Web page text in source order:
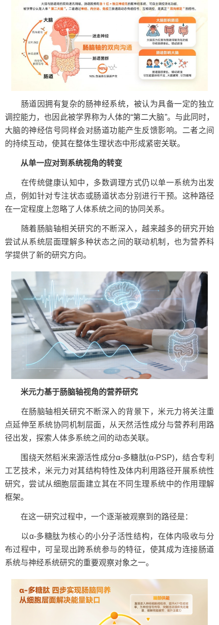
肠道因拥有复杂的肠神经系统，被认为具备一定的独立
调控能力，也因此被学界称为人体的“第二大脑”。与此同时，
大脑的神经信号同样会对肠道功能产生反馈影响。二者之间
的持续互动，使其在整体生理状态中形成紧密关联。
从单一应对到系统视角的转变
在传统健康认知中，多数调理方式仍以单一系统为出发
点，例如针对专注状态或肠道状态分别进行干预。这种路径
在一定程度上忽略了人体系统之间的协同关系。
随着肠脑轴相关研究的不断深入，越来越多的研究开始
尝试从系统层面理解多种状态之间的联动机制，也为营养科
学提供了新的研究方向。
米元力基于肠脑轴视角的营养研究
在肠脑轴相关研究不断深入的背景下，米元力将关注重
点延伸至系统协同机制层面，从天然活性成分与营养利用路
径出发，探索人体多系统之间的动态关联。
围绕天然稻米来源活性成分α-多糖肽(α-PSP)，结合专利
工艺技术，米元力对其结构特性及体内利用路径开展系统性
研究，尝试从细胞层面建立其在不同生理系统中的作用理解
框架。
在这一研究过程中，一个逐渐被观察到的路径是：
以α-多糖肽为核心的小分子活性结构，在体内吸收与分
布过程中，可呈现出跨系统参与的特征，使其成为连接肠道
系统与神经系统研究的重要观察对象之一。